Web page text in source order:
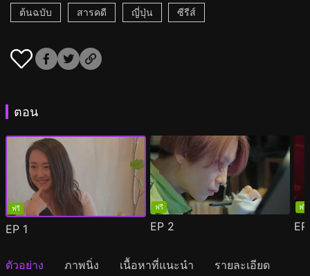
ต้นฉบับ สารคดี ญี่ปุ่น ซีรีส์
ตอน
ฟรี
EP 1
ฟรี
EP 2
ฟรี
ตัวอย่าง ภาพนิ่ง เนื้อหาที่แนะนำ รายละเอียด